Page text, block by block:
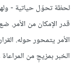
لحظة تحوّل حياتية -
قدر الإمكان من الأمر.
الأمر يتمحور حوله.
الخبر بمزيجٍ من